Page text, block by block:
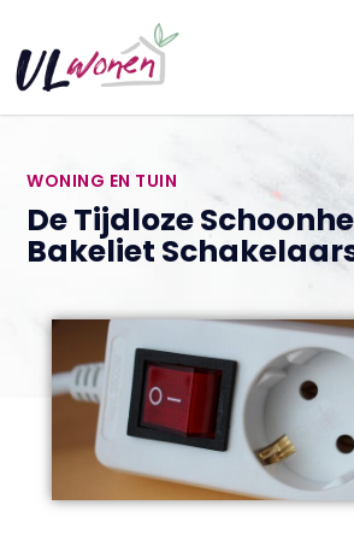
WONING EN TUIN
De Tijdloze
Bakeliet